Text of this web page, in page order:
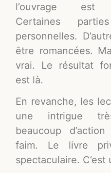
l’ouvrage est
Certaines
personnelles.
être romancées.
vrai. Le résultat
est là.
En revanche, les
une intrigue
beaucoup
faim. Le livre
spectaculaire. C’est